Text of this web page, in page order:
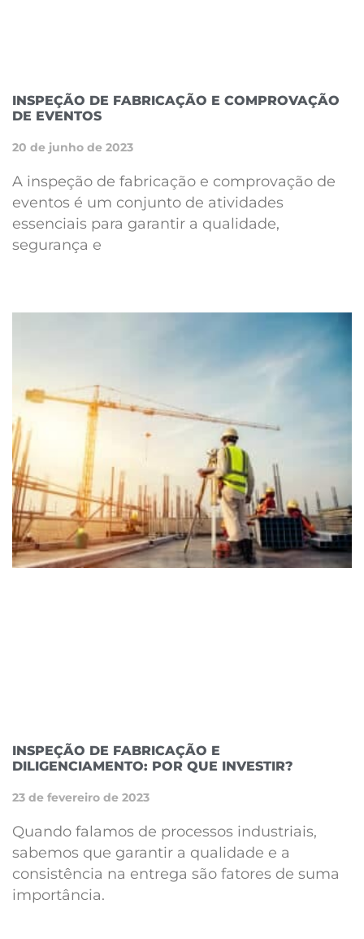
INSPEÇÃO DE FABRICAÇÃO E COMPROVAÇÃO
DE EVENTOS
20 de junho de 2023
A inspeção de fabricação e comprovação de
eventos é um conjunto de atividades
essenciais para garantir a qualidade,
segurança e
INSPEÇÃO DE FABRICAÇÃO E
DILIGENCIAMENTO: POR QUE INVESTIR?
23 de fevereiro de 2023
Quando falamos de processos industriais,
sabemos que garantir a qualidade e a
consistência na entrega são fatores de suma
importância.